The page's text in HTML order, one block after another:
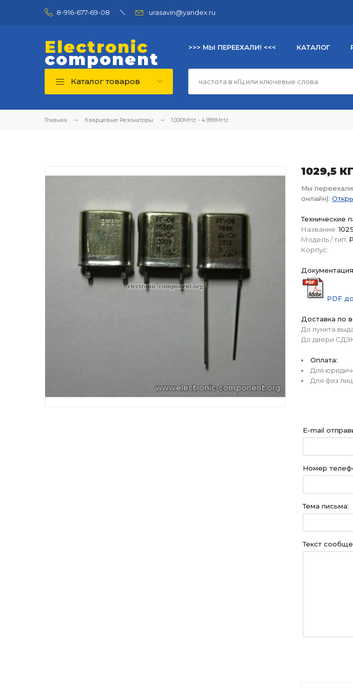
8-916-677-69-08 urasavin@yandex.ru
Electronic
component
>>> МЫ ПЕРЕЕХАЛИ! <<< КАТАЛОГ
Каталог товаров
Главная Кварцевые Резонаторы 1.000MHz - 4.999MHz
1029,5
Мы
онлайн):
Технические
Название:
Модель / тип:
Корпус:
PDF
Доставка по
До пункта
До двери
Оплата:
Для
Для физ лиц:
E-mail
Номер
Тема письма:
Текст